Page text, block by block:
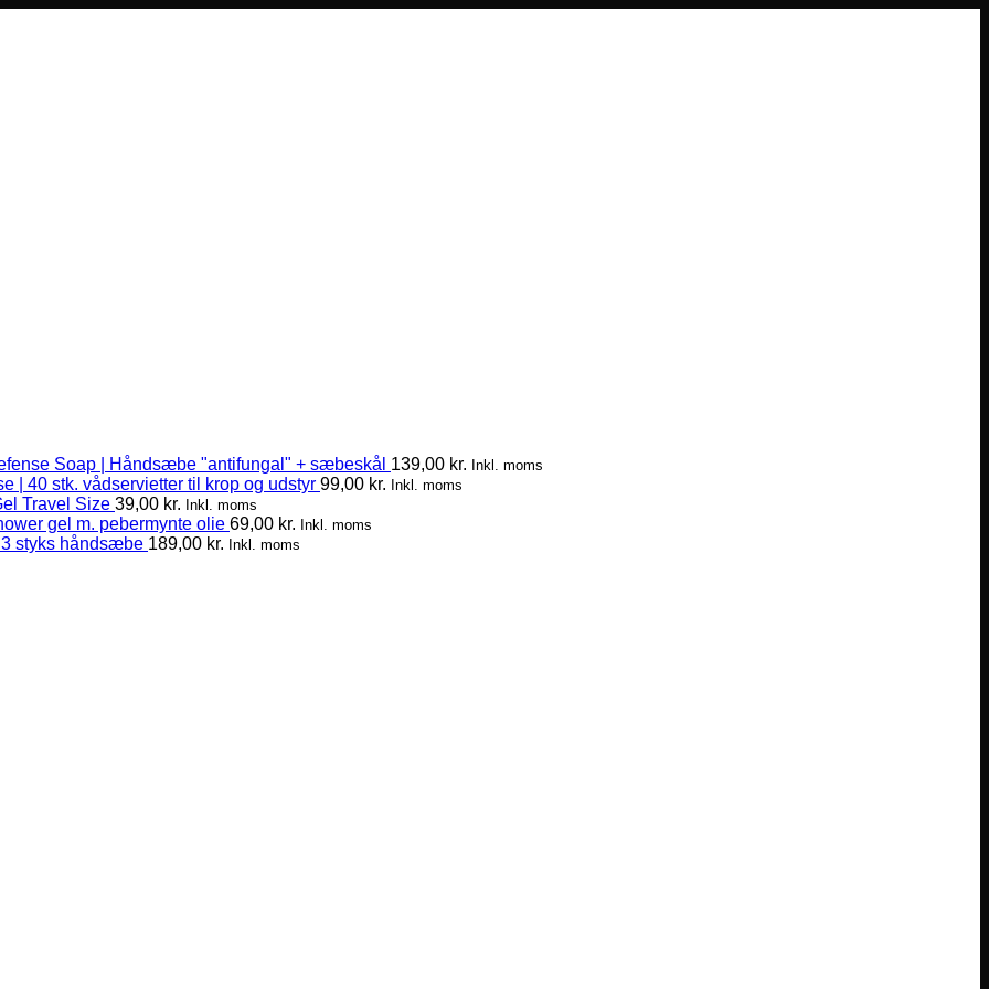
Soap | Håndsæbe "antifungal" + sæbeskål 139,00 kr. Inkl. moms
| 40 stk. vådservietter til krop og udstyr 99,00 kr. Inkl. moms
Travel Size 39,00 kr. Inkl. moms
gel m. pebermynte olie 69,00 kr. Inkl. moms
styks håndsæbe 189,00 kr. Inkl. moms